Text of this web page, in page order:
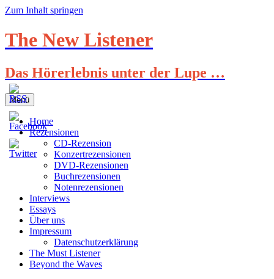
Zum Inhalt springen
The New Listener
Das Hörerlebnis unter der Lupe …
Menü
Home
Rezensionen
CD-Rezension
Konzertrezensionen
DVD-Rezensionen
Buchrezensionen
Notenrezensionen
Interviews
Essays
Über uns
Impressum
Datenschutzerklärung
The Must Listener
Beyond the Waves